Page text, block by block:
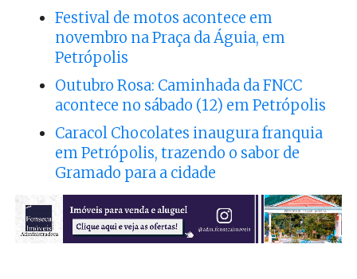
Festival de motos acontece em
novembro na Praça da Águia, em
Petrópolis
Outubro Rosa: Caminhada da FNCC
acontece no sábado (12) em Petrópolis
Caracol Chocolates inaugura franquia
em Petrópolis, trazendo o sabor de
Gramado para a cidade